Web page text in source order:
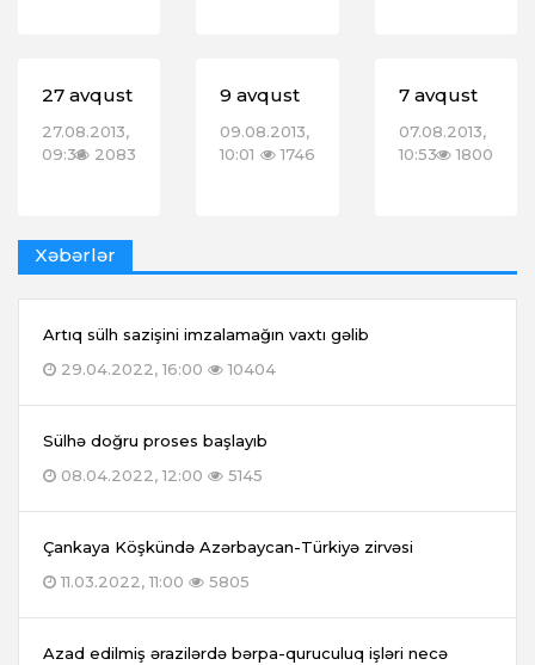
27 avqust
27.08.2013,
09:36 2083
9 avqust
09.08.2013,
10:01
1746
7 avqust
07.08.2013,
10:53
1800
Xəbərlər
Artıq sülh sazişini imzalamağın vaxtı gəlib
29.04.2022, 16:00
10404
Sülhə doğru proses başlayıb
08.04.2022, 12:00
5145
Çankaya Köşkündə Azərbaycan-Türkiyə zirvəsi
11.03.2022, 11:00
5805
Azad edilmiş ərazilərdə bərpa-quruculuq işləri necə